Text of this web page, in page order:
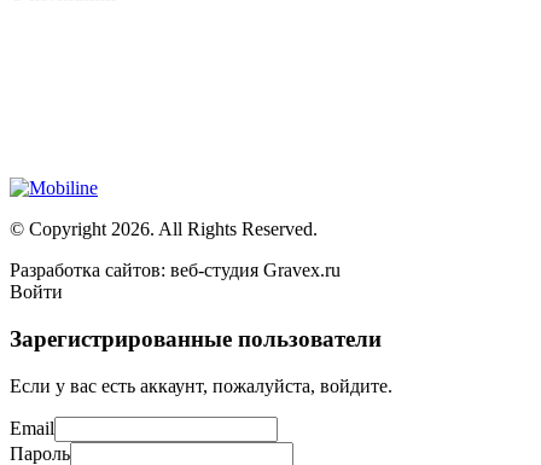
© Copyright 2026. All Rights Reserved.
Разработка сайтов: веб-студия Gravex.ru
Войти
Зарегистрированные пользователи
Если у вас есть аккаунт, пожалуйста, войдите.
Email
Пароль